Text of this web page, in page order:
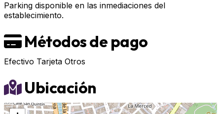
Parking disponible en las inmediaciones del
establecimiento.
Métodos de pago
Efectivo Tarjeta Otros
Ubicación